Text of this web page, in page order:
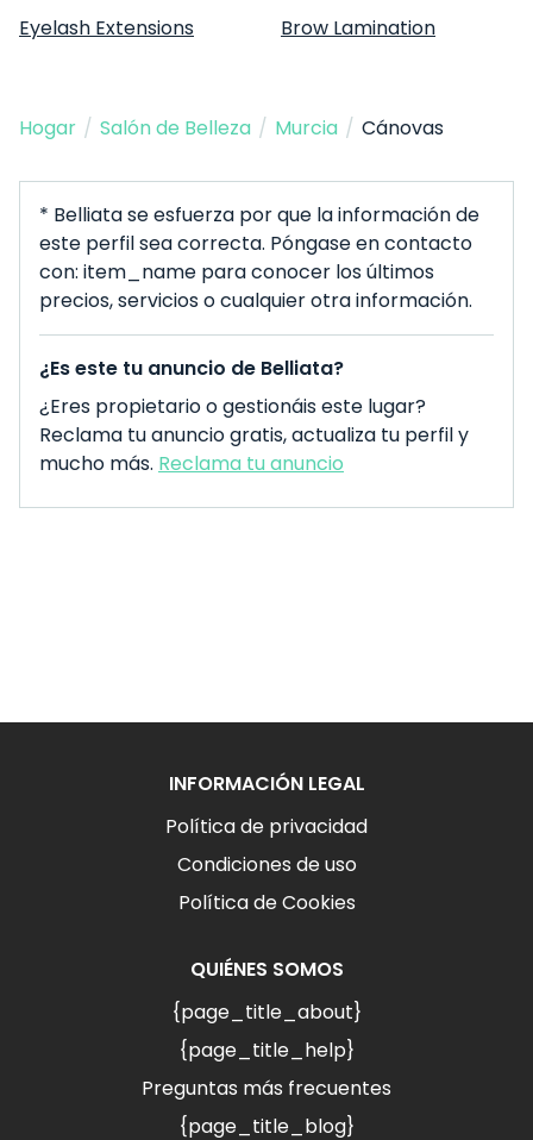
Eyelash Extensions
Brow Lamination
Hogar / Salón de Belleza / Murcia / Cánovas
* Belliata se esfuerza por que la información de
este perfil sea correcta. Póngase en contacto
con: item_name para conocer los últimos
precios, servicios o cualquier otra información.
¿Es este tu anuncio de Belliata?
¿Eres propietario o gestionáis este lugar?
Reclama tu anuncio gratis, actualiza tu perfil y
mucho más. Reclama tu anuncio
INFORMACIÓN LEGAL
Política de privacidad
Condiciones de uso
Política de Cookies
QUIÉNES SOMOS
{page_title_about}
{page_title_help}
Preguntas más frecuentes
{page_title_blog}